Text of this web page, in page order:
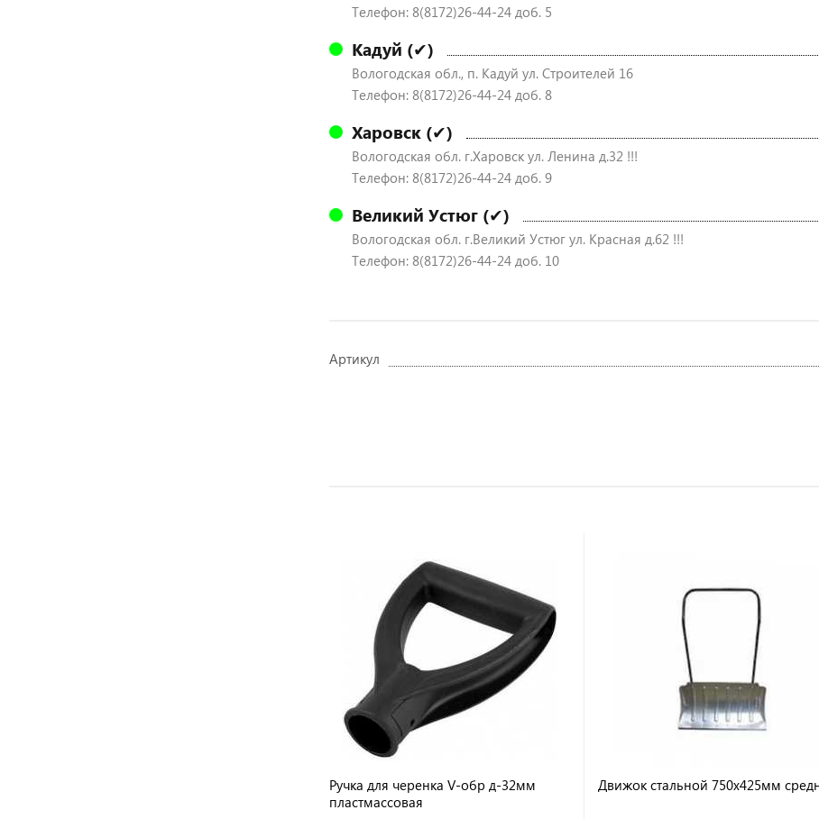
Телефон: 8(8172)26-44-24 доб. 5
Кадуй (✔)
Вологодская обл., п. Кадуй ул. Строителей 16
Телефон: 8(8172)26-44-24 доб. 8
Харовск (✔)
Вологодская обл. г.Харовск ул. Ленина д.32 !!!
Телефон: 8(8172)26-44-24 доб. 9
Великий Устюг (✔)
Вологодская обл. г.Великий Устюг ул. Красная д.62 !!!
Телефон: 8(8172)26-44-24 доб. 10
Артикул
Ручка для черенка V-обр д-32мм
пластмассовая
Движок стальной 750х425мм